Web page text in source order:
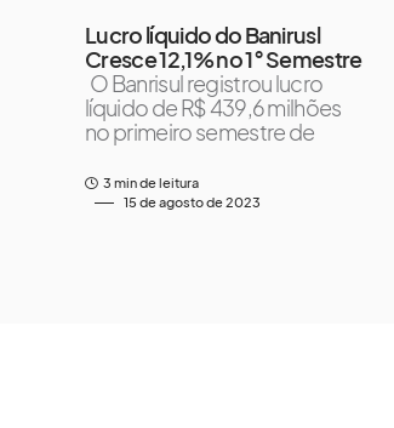
Lucro líquido do Banirusl
Cresce 12,1% no 1° Semestre
O Banrisul registrou lucro
líquido de R$ 439,6 milhões
no primeiro semestre de
3 min de leitura
15 de agosto de 2023